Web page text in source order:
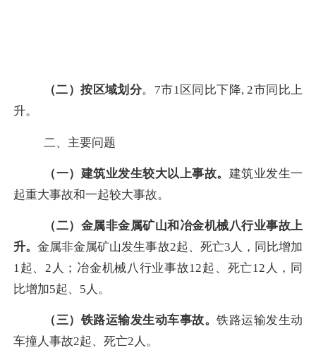
（二）按区域划分。 7市1 区同比下降, 2市同比上
升。
二、主要问题
（一）建筑业发生较大以上事故。 建筑业发生一
起重大事故和一起较大事故。
（二）金属非金属矿山和冶金机械八行业事故上
升。金属非金属矿山发生事故2起、死亡3 人，同比增加
1起、2 人；冶金机械八行业事故12起、死亡12 人，同
比增加5起、 5 人。
（三）铁路运输发生动车事故。 铁路运输发生动
车撞人事故2起、死亡2 人。